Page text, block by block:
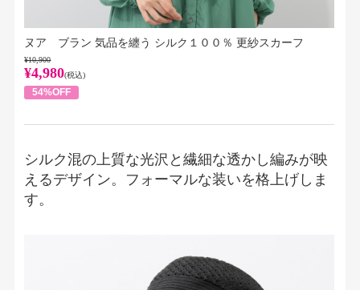
ヌア ブラン 気品を纏う シルク１００％ 更紗スカーフ
¥10,900
¥4,980(税込)
54%OFF
シルク混の上質な光沢と繊細な透かし編みが映
えるデザイン。フォーマルな装いを格上げしま
す。